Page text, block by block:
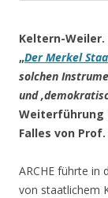
Keltern-
„Der Merkel
solchen
und
Weiterführung
Falles von
ARCHE führte in
von staatlichem